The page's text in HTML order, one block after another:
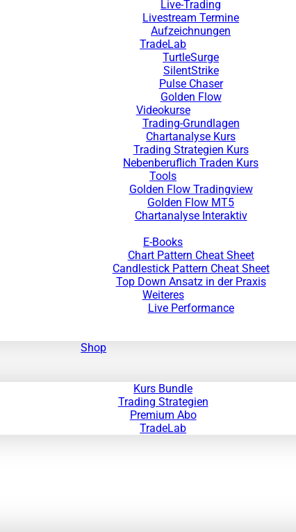
Live-Trading
Livestream Termine
Aufzeichnungen
TradeLab
TurtleSurge
SilentStrike
Pulse Chaser
Golden Flow
Videokurse
Trading-Grundlagen
Chartanalyse Kurs
Trading Strategien Kurs
Nebenberuflich Traden Kurs
Tools
Golden Flow Tradingview
Golden Flow MT5
Chartanalyse Interaktiv
E-Books
Chart Pattern Cheat Sheet
Candlestick Pattern Cheat Sheet
Top Down Ansatz in der Praxis
Weiteres
Live Performance
Shop
Kurs Bundle
Trading Strategien
Premium Abo
TradeLab